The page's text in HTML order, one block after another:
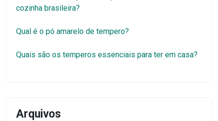
cozinha brasileira?
Qual é o pó amarelo de tempero?
Quais são os temperos essenciais para ter em casa?
Arquivos